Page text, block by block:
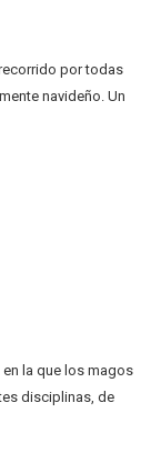
por todas
navideño. Un
la que los magos
disciplinas, de